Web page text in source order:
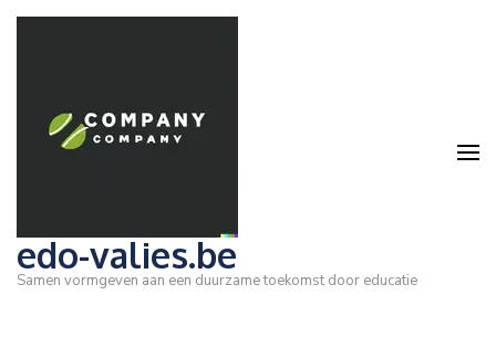
Ga
edo-valies.be
Samen vormgeven aan een duurzame toekomst door educatie